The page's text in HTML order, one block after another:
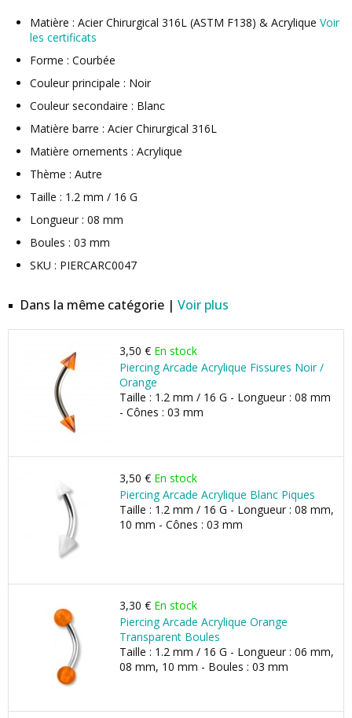
Matière : Acier Chirurgical 316L (ASTM F138) & Acrylique Voir
les certificats
Forme : Courbée
Couleur principale : Noir
Couleur secondaire : Blanc
Matière barre : Acier Chirurgical 316L
Matière ornements : Acrylique
Thème : Autre
Taille : 1.2 mm / 16 G
Longueur : 08 mm
Boules : 03 mm
SKU : PIERCARC0047
Dans la même catégorie | Voir plus
3,50 € En stock
Piercing Arcade Acrylique Fissures Noir /
Orange
Taille : 1.2 mm / 16 G - Longueur : 08 mm
- Cônes : 03 mm
3,50 € En stock
Piercing Arcade Acrylique Blanc Piques
Taille : 1.2 mm / 16 G - Longueur : 08 mm,
10 mm - Cônes : 03 mm
3,30 € En stock
Piercing Arcade Acrylique Orange
Transparent Boules
Taille : 1.2 mm / 16 G - Longueur : 06 mm,
08 mm, 10 mm - Boules : 03 mm